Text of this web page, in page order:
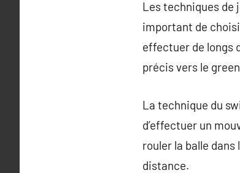
Les techniques de
important de
effectuer de longs
précis vers le
La technique du
d’effectuer un
rouler la balle
distance.